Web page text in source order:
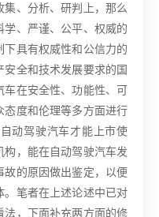
、分析、研判上，那么
学、严谨、公平、权威的
下具有权威性和公信力的
全和技术发展要求的国
车在安全性、功能性、可
态度和伦理等多方面进行
动驾驶汽车才能上市使
构，能在自动驾驶汽车发
故的原因做出鉴定，以便
。笔者在上述论述中已对
法，下面补充两方面的修